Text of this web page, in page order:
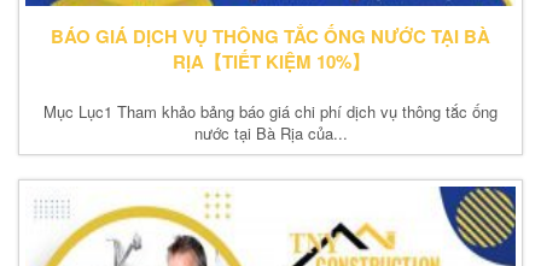
BÁO GIÁ DỊCH VỤ THÔNG TẮC ỐNG NƯỚC TẠI BÀ
RỊA【TIẾT KIỆM 10%】
Mục Lục1 Tham khảo bảng báo giá chi phí dịch vụ thông tắc ống
nước tại Bà Rịa của...